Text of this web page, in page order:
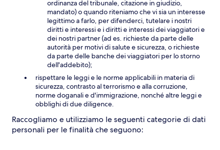
ordinanza del tribunale, citazione in giudizio,
mandato) o quando riteniamo che vi sia un interesse
legittimo a farlo, per difenderci, tutelare i nostri
diritti e interessi e i diritti e interessi dei viaggiatori e
dei nostri partner (ad es. richieste da parte delle
autorità per motivi di salute e sicurezza, o richieste
da parte delle banche dei viaggiatori per lo storno
dell'addebito);
rispettare le leggi e le norme applicabili in materia di
sicurezza, contrasto al terrorismo e alla corruzione,
norme doganali e d'immigrazione, nonché altre leggi e
obblighi di due diligence.
Raccogliamo e utilizziamo le seguenti categorie di dati
personali per le finalità che seguono: